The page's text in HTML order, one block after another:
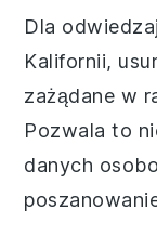
Dla
Kalifornii,
zażądane w
Pozwala to
danych